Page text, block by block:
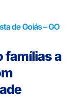
de Goiás – GO
famílias a